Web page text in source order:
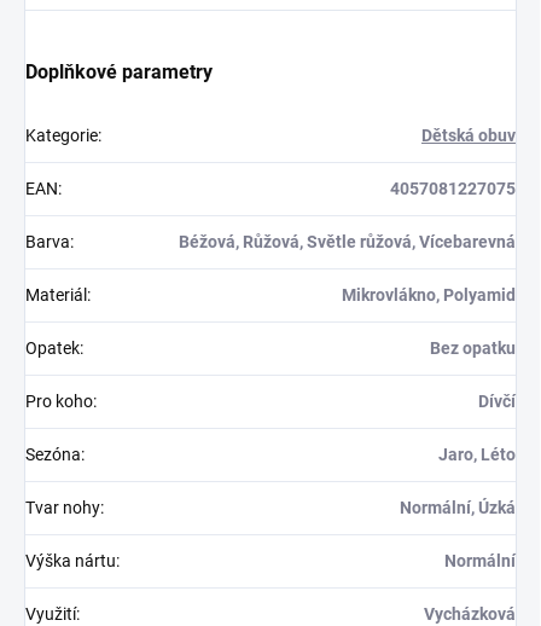
Doplňkové parametry
Kategorie: Dětská obuv
EAN: 4057081227075
Barva: Béžová, Růžová, Světle růžová, Vícebarevná
Materiál : Mikrovlákno, Polyamid
Opatek: Bez opatku
Pro koho: Dívčí
Sezóna: Jaro, Léto
Tvar nohy: Normální, Úzká
Výška nártu: Normální
Využití: Vycházková